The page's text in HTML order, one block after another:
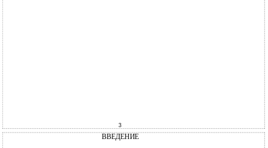
3
ВВЕДЕНИЕ